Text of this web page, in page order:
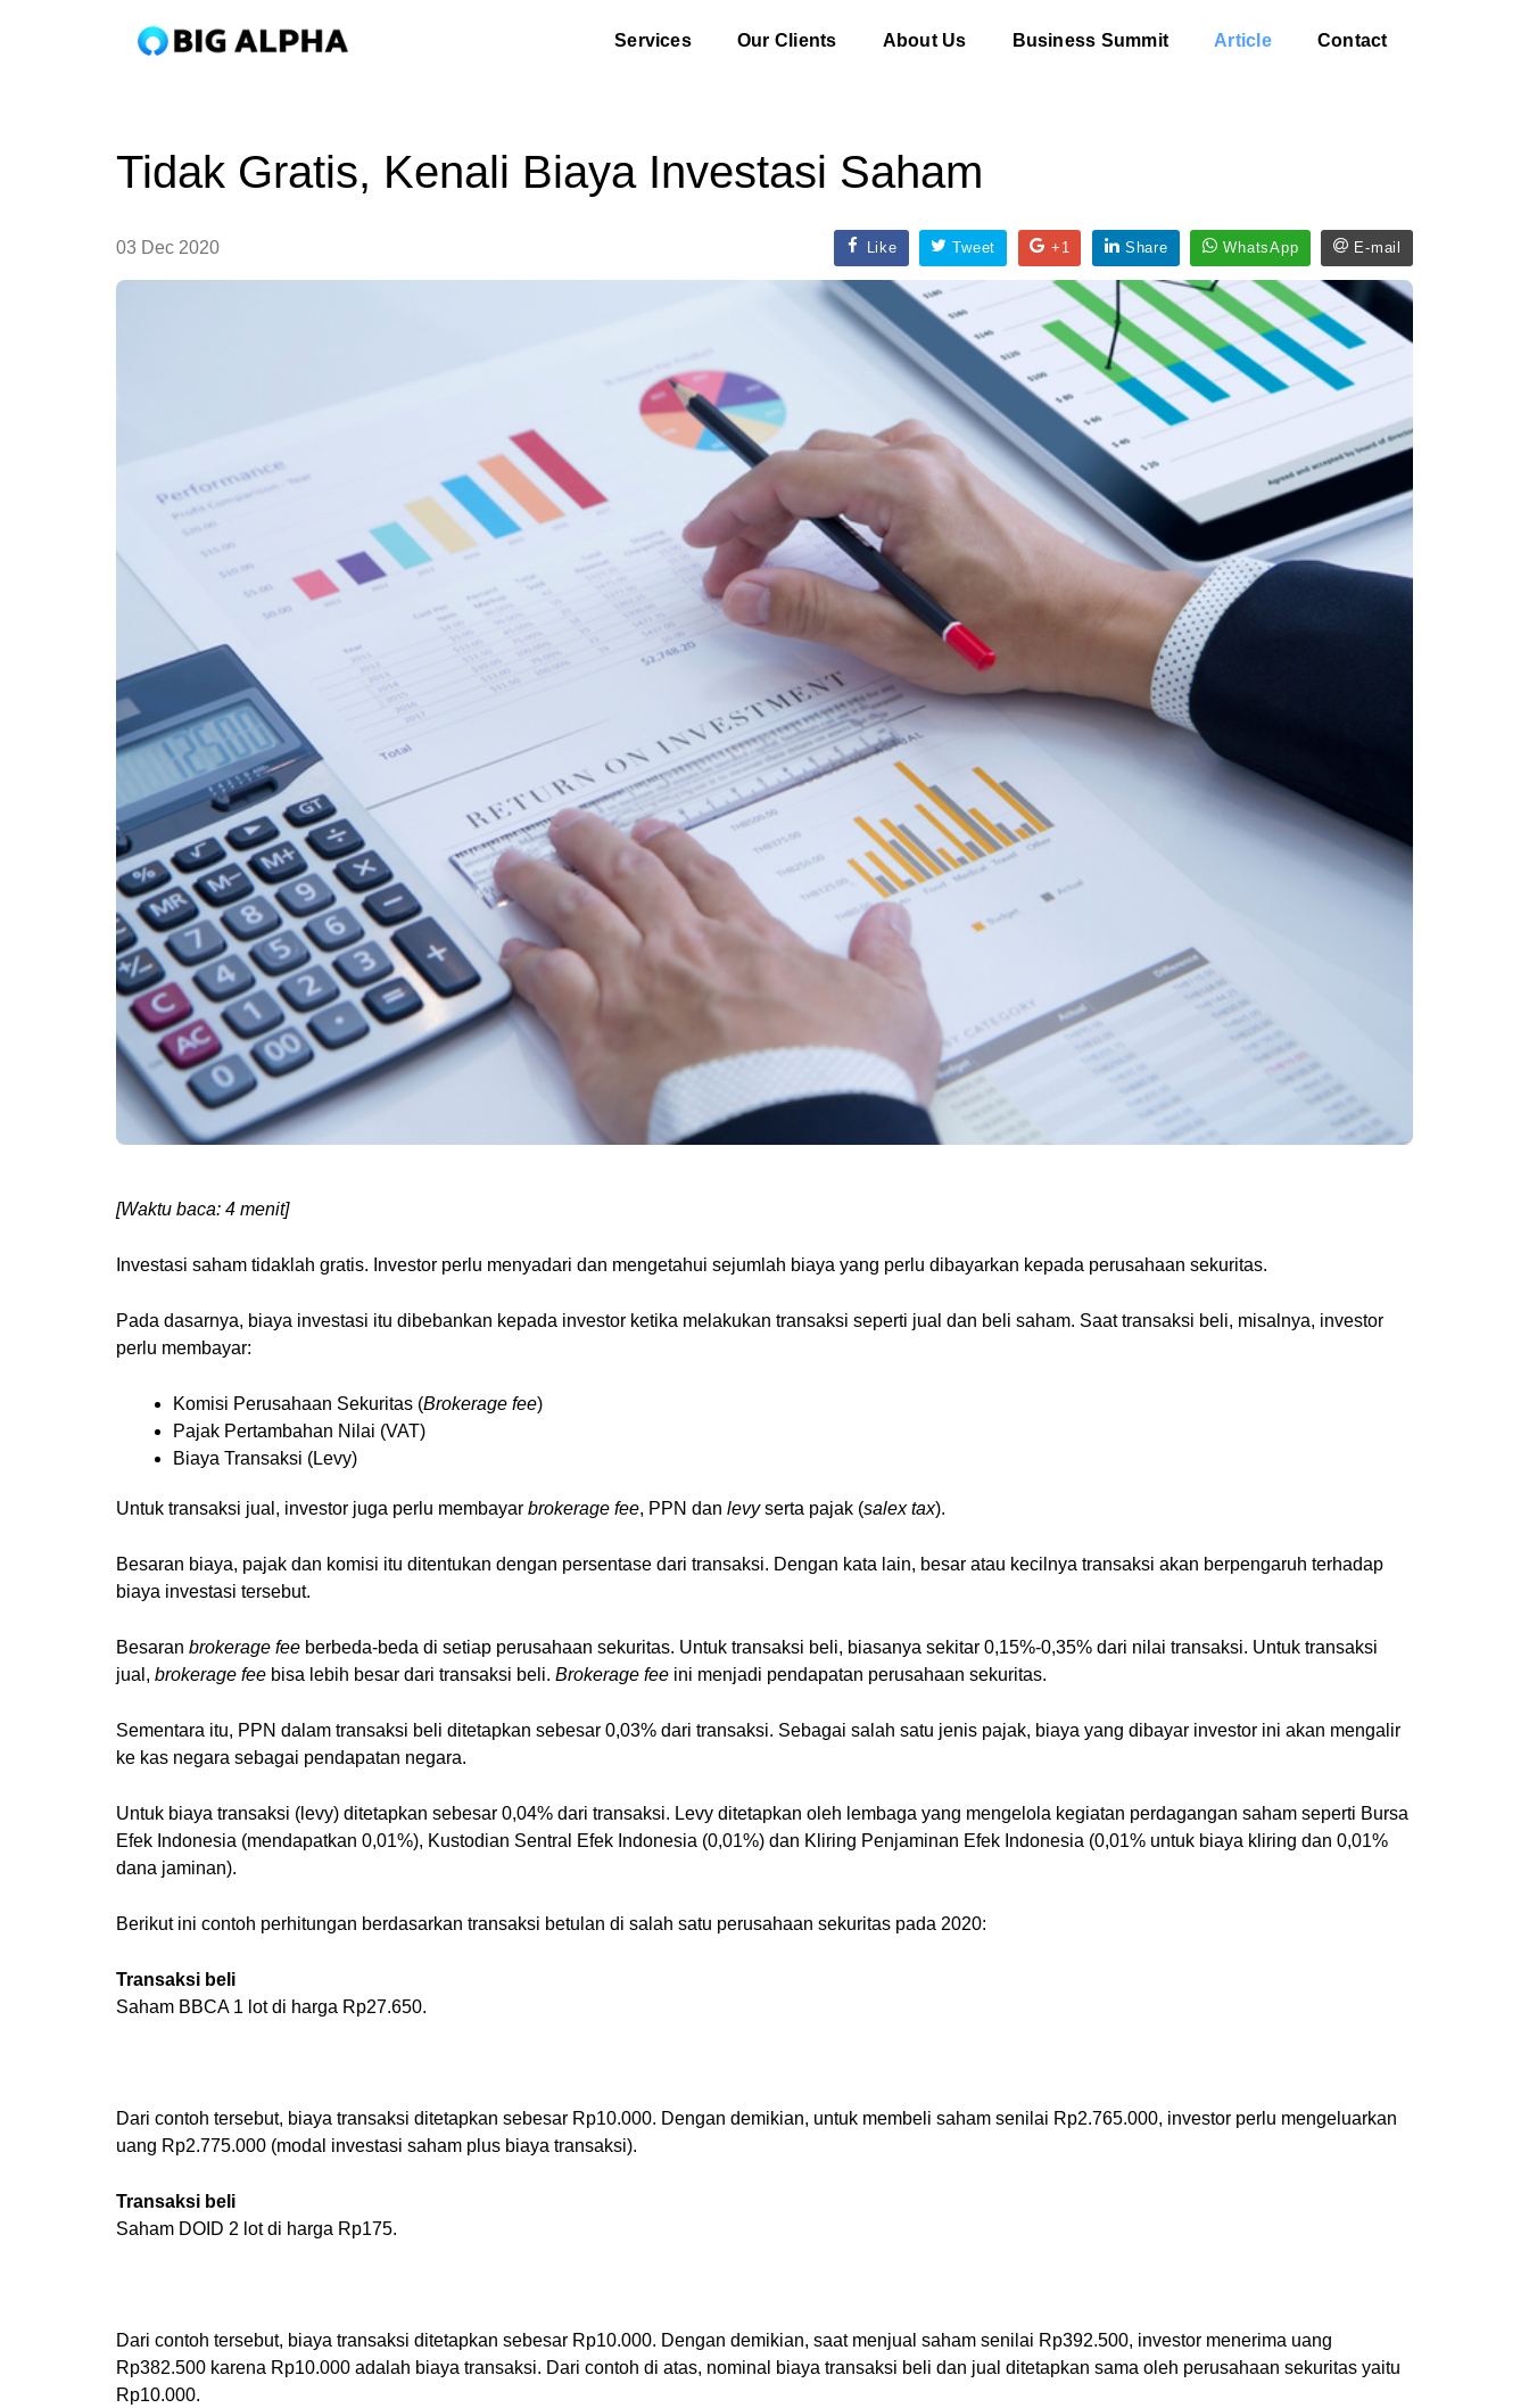
Services Our Clients About Us Business Summit Article Contact
Tidak Gratis, Kenali Biaya Investasi Saham
03 Dec 2020 Like Tweet +1 Share WhatsApp E-mail
[Waktu baca: 4 menit]
Investasi saham tidaklah gratis. Investor perlu menyadari dan mengetahui sejumlah biaya yang perlu dibayarkan kepada perusahaan sekuritas.
Pada dasarnya, biaya investasi itu dibebankan kepada investor ketika melakukan transaksi seperti jual dan beli saham. Saat transaksi beli, misalnya, investor
perlu membayar:
Komisi Perusahaan Sekuritas (Brokerage fee)
Pajak Pertambahan Nilai (VAT)
Biaya Transaksi (Levy)
Untuk transaksi jual, investor juga perlu membayar brokerage fee, PPN dan levyserta pajak (salex tax).
Besaran biaya, pajak dan komisi itu ditentukan dengan persentase dari transaksi. Dengan kata lain, besar atau kecilnya transaksi akan berpengaruh terhadap
biaya investasi tersebut.
Besaran brokerage fee berbeda-beda di setiap perusahaan sekuritas. Untuk transaksi beli, biasanya sekitar 0,15%-0,35% dari nilai transaksi. Untuk transaksi
jual, brokerage fee bisa lebih besar dari transaksi beli. Brokerage fee ini menjadi pendapatan perusahaan sekuritas.
Sementara itu, PPN dalam transaksi beli ditetapkan sebesar 0,03% dari transaksi. Sebagai salah satu jenis pajak, biaya yang dibayar investor ini akan mengalir
ke kas negara sebagai pendapatan negara.
Untuk biaya transaksi (levy) ditetapkan sebesar 0,04% dari transaksi. Levy ditetapkan oleh lembaga yang mengelola kegiatan perdagangan saham seperti Bursa
Efek Indonesia (mendapatkan 0,01%), Kustodian Sentral Efek Indonesia (0,01%) dan Kliring Penjaminan Efek Indonesia (0,01% untuk biaya kliring dan 0,01%
dana jaminan).
Berikut ini contoh perhitungan berdasarkan transaksi betulan di salah satu perusahaan sekuritas pada 2020:
Transaksi beli
Saham BBCA 1 lot di harga Rp27.650.
Dari contoh tersebut, biaya transaksi ditetapkan sebesar Rp10.000. Dengan demikian, untuk membeli saham senilai Rp2.765.000, investor perlu mengeluarkan
uang Rp2.775.000 (modal investasi saham plus biaya transaksi).
Transaksi beli
Saham DOID 2 lot di harga Rp175.
Dari contoh tersebut, biaya transaksi ditetapkan sebesar Rp10.000. Dengan demikian, saat menjual saham senilai Rp392.500, investor menerima uang
Rp382.500 karena Rp10.000 adalah biaya transaksi. Dari contoh di atas, nominal biaya transaksi beli dan jual ditetapkan sama oleh perusahaan sekuritas yaitu
Rp10.000.